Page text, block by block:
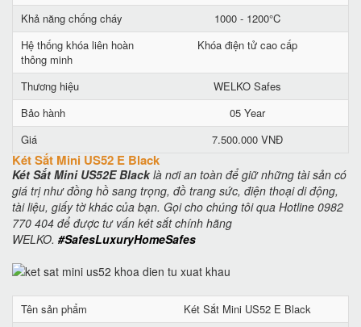
Khả năng chống cháy
1000 - 1200°C
Hệ thống khóa liên hoàn
thông minh
Khóa điện tử cao cấp
Thương hiệu
WELKO Safes
Bảo hành
05 Year
Giá
7.500.000 VNĐ
Két Sắt Mini US52 E Black
Két Sắt Mini US52E Blacklà nơi an toàn để giữ những tài sản có
giá trị như đồng hồ sang trọng, đồ trang sức, điện thoại di động,
tài liệu, giấy tờ khác của bạn. Gọi cho chúng tôi qua Hotline 0982
770 404 để được tư vấn két sắt chính hãng
WELKO. #SafesLuxuryHomeSafes
Tên sản phẩm
Két Sắt Mini US52 E Black